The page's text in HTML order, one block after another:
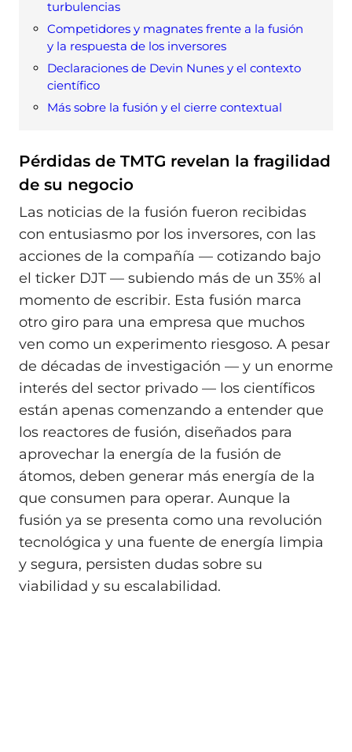
turbulencias
Competidores y magnates frente a la fusión
y la respuesta de los inversores
Declaraciones de Devin Nunes y el contexto
científico
Más sobre la fusión y el cierre contextual
Pérdidas de TMTG revelan la fragilidad
de su negocio
Las noticias de la fusión fueron recibidas
con entusiasmo por los inversores, con las
acciones de la compañía — cotizando bajo
el ticker DJT — subiendo más de un 35% al
momento de escribir. Esta fusión marca
otro giro para una empresa que muchos
ven como un experimento riesgoso. A pesar
de décadas de investigación — y un enorme
interés del sector privado — los científicos
están apenas comenzando a entender que
los reactores de fusión, diseñados para
aprovechar la energía de la fusión de
átomos, deben generar más energía de la
que consumen para operar. Aunque la
fusión ya se presenta como una revolución
tecnológica y una fuente de energía limpia
y segura, persisten dudas sobre su
viabilidad y su escalabilidad.